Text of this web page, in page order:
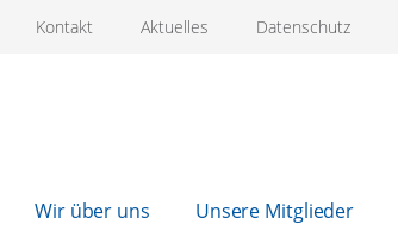
Kontakt Aktuelles Datenschutz
Wir über uns Unsere Mitglieder